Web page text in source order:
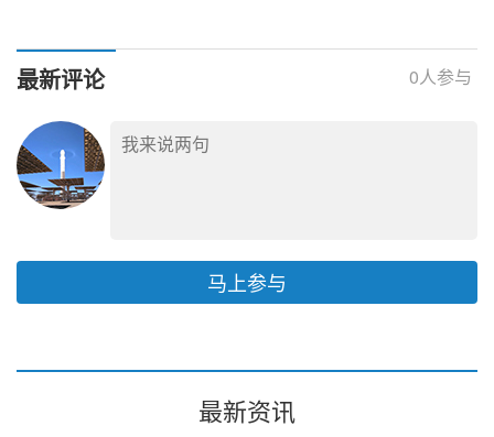
最新评论 0人参与
马上参与
最新资讯